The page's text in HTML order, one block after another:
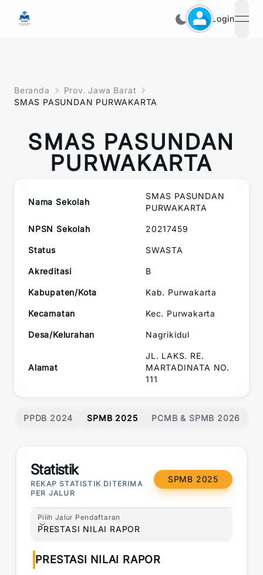
Login
Beranda
Prov. Jawa Barat
SMAS PASUNDAN PURWAKARTA
SMAS PASUNDAN
PURWAKARTA
Nama Sekolah
SMAS PASUNDAN
PURWAKARTA
NPSN Sekolah 20217459
Status SWASTA
Akreditasi B
Kabupaten/Kota Kab. Purwakarta
Kecamatan Kec. Purwakarta
Desa/Kelurahan Nagrikidul
Alamat
JL. LAKS. RE.
MARTADINATA NO.
111
PPDB 2024 SPMB 2025 PCMB & SPMB 2026
Statistik
REKAP STATISTIK DITERIMA
PER JALUR
SPMB 2025
Pilih Jalur Pendaftaran
Pilih Jalur Pendaftaran
PRESTASI NILAI RAPOR
PRESTASI NILAI RAPOR